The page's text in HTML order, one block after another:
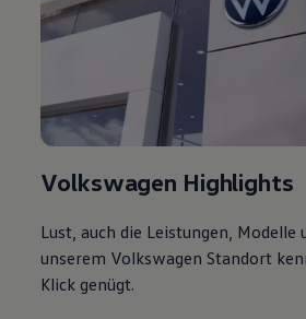
Volkswagen Highlights
Lust, auch die Leistungen, Modelle
unserem Volkswagen Standort
Klick genügt.